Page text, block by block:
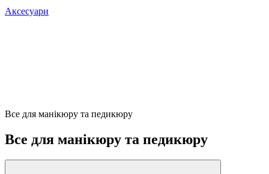
Аксесуари
Все для манікюру та педикюру
Все для манікюру та педикюру